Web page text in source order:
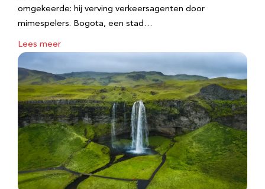
omgekeerde: hij verving verkeersagenten door
mimespelers. Bogota, een stad…
Lees meer